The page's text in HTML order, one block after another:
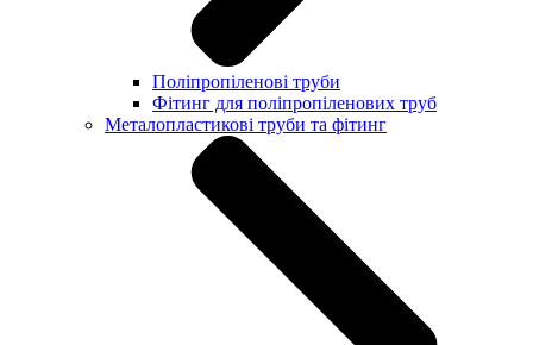
Поліпропіленові труби
Фітинг для поліпропіленових труб
Металопластикові труби та фітинг